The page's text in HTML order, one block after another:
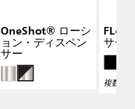
OneShot® ローシ
ョン・ディスペン
サー
サー
複数の